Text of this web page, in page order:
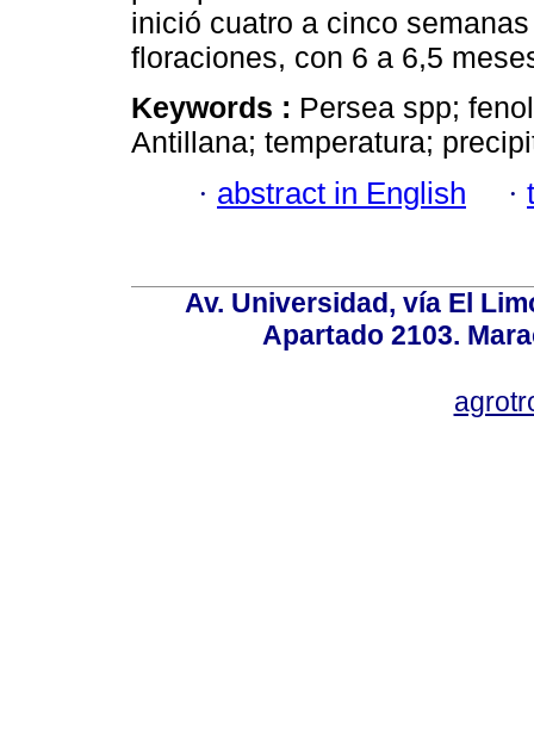
inició cuatro a cinco
floraciones, con 6 a 6,5
Keywords : Persea spp;
Antillana; temperatura;
· abstract in English ·
Av. Universidad, vía El
Apartado 2103.